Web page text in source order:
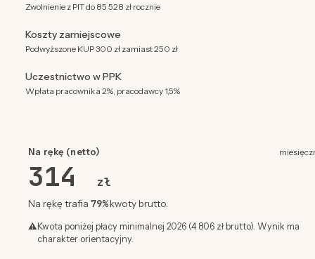
Zwolnienie z PIT do 85 528 zł rocznie
Koszty zamiejscowe
Podwyższone KUP 300 zł zamiast 250 zł
Uczestnictwo w PPK
Wpłata pracownika 2%, pracodawcy 1,5%
Na rękę (netto)
314 zł
Na rękę trafia 79%kwoty brutto.
⚠ Kwota poniżej płacy minimalnej 2026 (4 806 zł brutto). Wynik ma
charakter orientacyjny.